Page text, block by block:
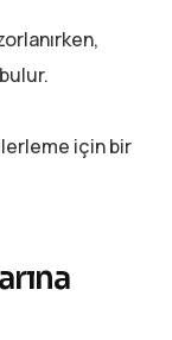
için bir